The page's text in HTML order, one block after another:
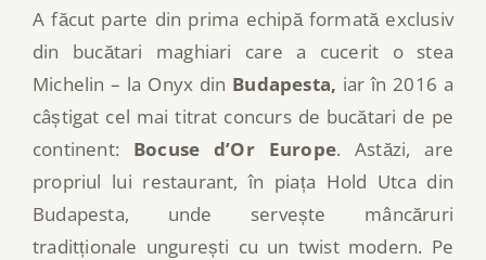
A făcut parte din prima echipă formată exclusiv
din bucătari maghiari care a cucerit o stea
Michelin – la Onyx din Budapesta, iar în 2016 a
câștigat cel mai titrat concurs de bucătari de pe
continent: Bocuse d’Or Europe. Astăzi, are
propriul lui restaurant, în piața Hold Utca din
Budapesta, unde servește mâncăruri
traditționale ungurești cu un twist modern. Pe